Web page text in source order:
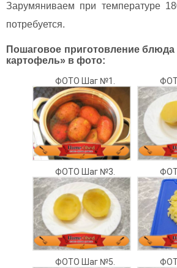
Зарумяниваем при температуре
потребуется.
Пошаговое приготовление
картофель» в фото:
ФОТО Шаг №1.
ФОТО Шаг №3.
ФОТО Шаг №5.